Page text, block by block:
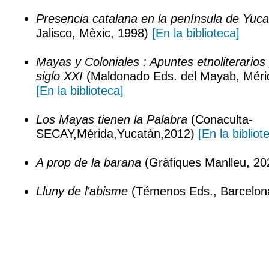
Presencia catalana en la península de
Jalisco, Mèxic, 1998) [En la biblioteca]
Mayas y Coloniales : Apuntes
siglo XXI (Maldonado Eds. del Mayab,
[En la biblioteca]
Los Mayas tienen la Palabra (Conaculta-
SECAY,Mérida,Yucatán,2012) [En la
A prop de la barana (Gràfiques Manlleu,
Lluny de l'abisme (Témenos Eds.,